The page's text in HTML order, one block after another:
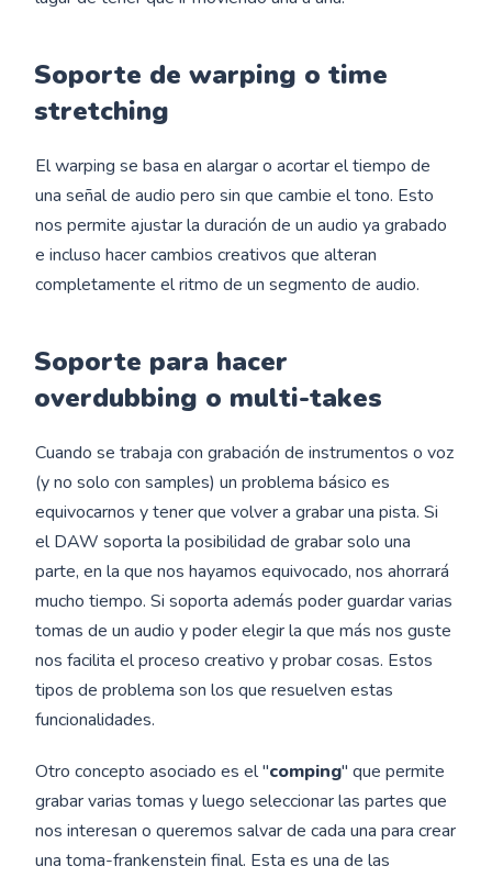
Soporte de warping o time
stretching
El warping se basa en alargar o acortar el tiempo de
una señal de audio pero sin que cambie el tono. Esto
nos permite ajustar la duración de un audio ya grabado
e incluso hacer cambios creativos que alteran
completamente el ritmo de un segmento de audio.
Soporte para hacer
overdubbing o multi-takes
Cuando se trabaja con grabación de instrumentos o voz
(y no solo con samples) un problema básico es
equivocarnos y tener que volver a grabar una pista. Si
el DAW soporta la posibilidad de grabar solo una
parte, en la que nos hayamos equivocado, nos ahorrará
mucho tiempo. Si soporta además poder guardar varias
tomas de un audio y poder elegir la que más nos guste
nos facilita el proceso creativo y probar cosas. Estos
tipos de problema son los que resuelven estas
funcionalidades.
Otro concepto asociado es el "comping" que permite
grabar varias tomas y luego seleccionar las partes que
nos interesan o queremos salvar de cada una para crear
una toma-frankenstein final. Esta es una de las